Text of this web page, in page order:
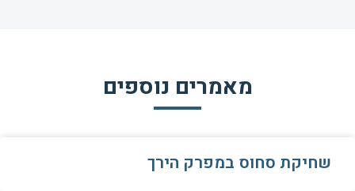
מאמרים נוספים
שחיקת סחוס במפרק הירך